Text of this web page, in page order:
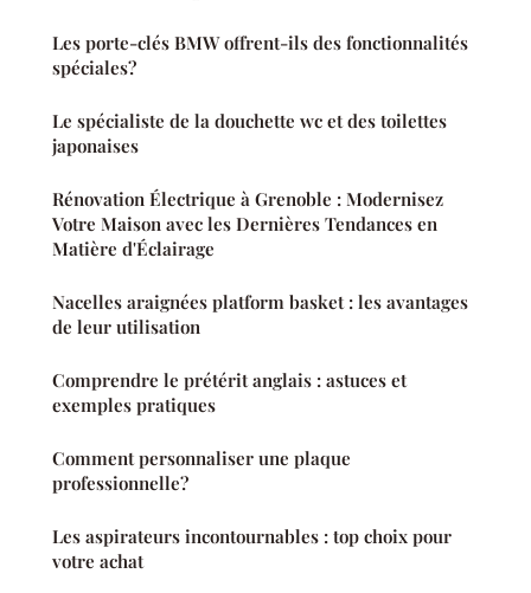
Les porte-clés BMW offrent-ils des fonctionnalités
spéciales?
Le spécialiste de la douchette wc et des toilettes
japonaises
Rénovation Électrique à Grenoble : Modernisez
Votre Maison avec les Dernières Tendances en
Matière d'Éclairage
Nacelles araignées platform basket : les avantages
de leur utilisation
Comprendre le prétérit anglais : astuces et
exemples pratiques
Comment personnaliser une plaque
professionnelle?
Les aspirateurs incontournables : top choix pour
votre achat